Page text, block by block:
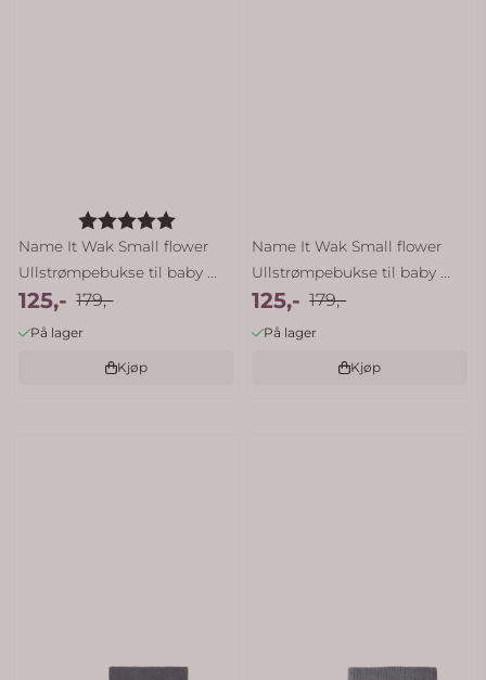
Karakter: 5.0 av 5 mulige
Name It Wak Small flower
Ullstrømpebukse til baby ...
125,- 179,-
På lager
Kjøp
Name It Wak Small flower
Ullstrømpebukse til baby ...
125,- 179,-
På lager
Kjøp